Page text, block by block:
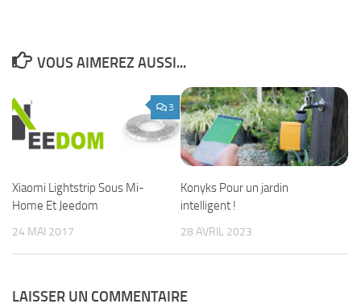
VOUS AIMEREZ AUSSI...
3
Xiaomi Lightstrip Sous Mi-
Home Et Jeedom
24 MAI 2017
Konyks Pour un jardin
intelligent !
28 AVRIL 2023
LAISSER UN COMMENTAIRE